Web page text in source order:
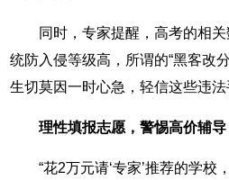
同时，专家提醒，高考的相
统防入侵等级高，所谓的“黑客改
生切莫因一时心急，轻信这些违法
理性填报志愿，警惕高价辅导
“花2万元请‘专家’推荐的学校